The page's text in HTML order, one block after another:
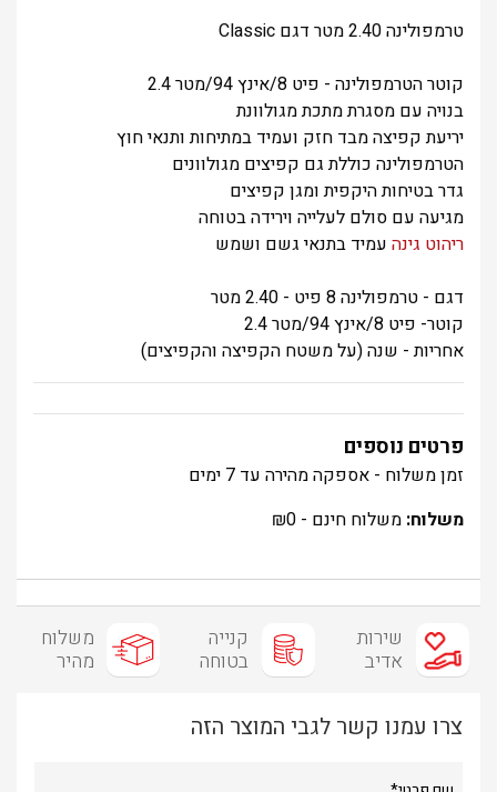
טרמפולינה 2.40 מטר דגם Classic
קוטר הטרמפולינה - פיט 8/אינץ 94/מטר 2.4
בנויה עם מסגרת מתכת מגולוונת
יריעת קפיצה מבד חזק ועמיד במתיחות ותנאי חוץ
הטרמפולינה כוללת גם קפיצים מגולוונים
גדר בטיחות היקפית ומגן קפיצים
מגיעה עם סולם לעלייה וירידה בטוחה
ריהוט גינה עמיד בתנאי גשם ושמש
דגם - טרמפולינה 8 פיט - 2.40 מטר
קוטר- פיט 8/אינץ 94/מטר 2.4
אחריות - שנה (על משטח הקפיצה והקפיצים)
פרטים נוספים
זמן משלוח - אספקה מהירה עד 7 ימים
משלוח: משלוח חינם - ₪0
שירות
אדיב
קנייה
בטוחה
משלוח
מהיר
צרו עמנו קשר לגבי המוצר הזה